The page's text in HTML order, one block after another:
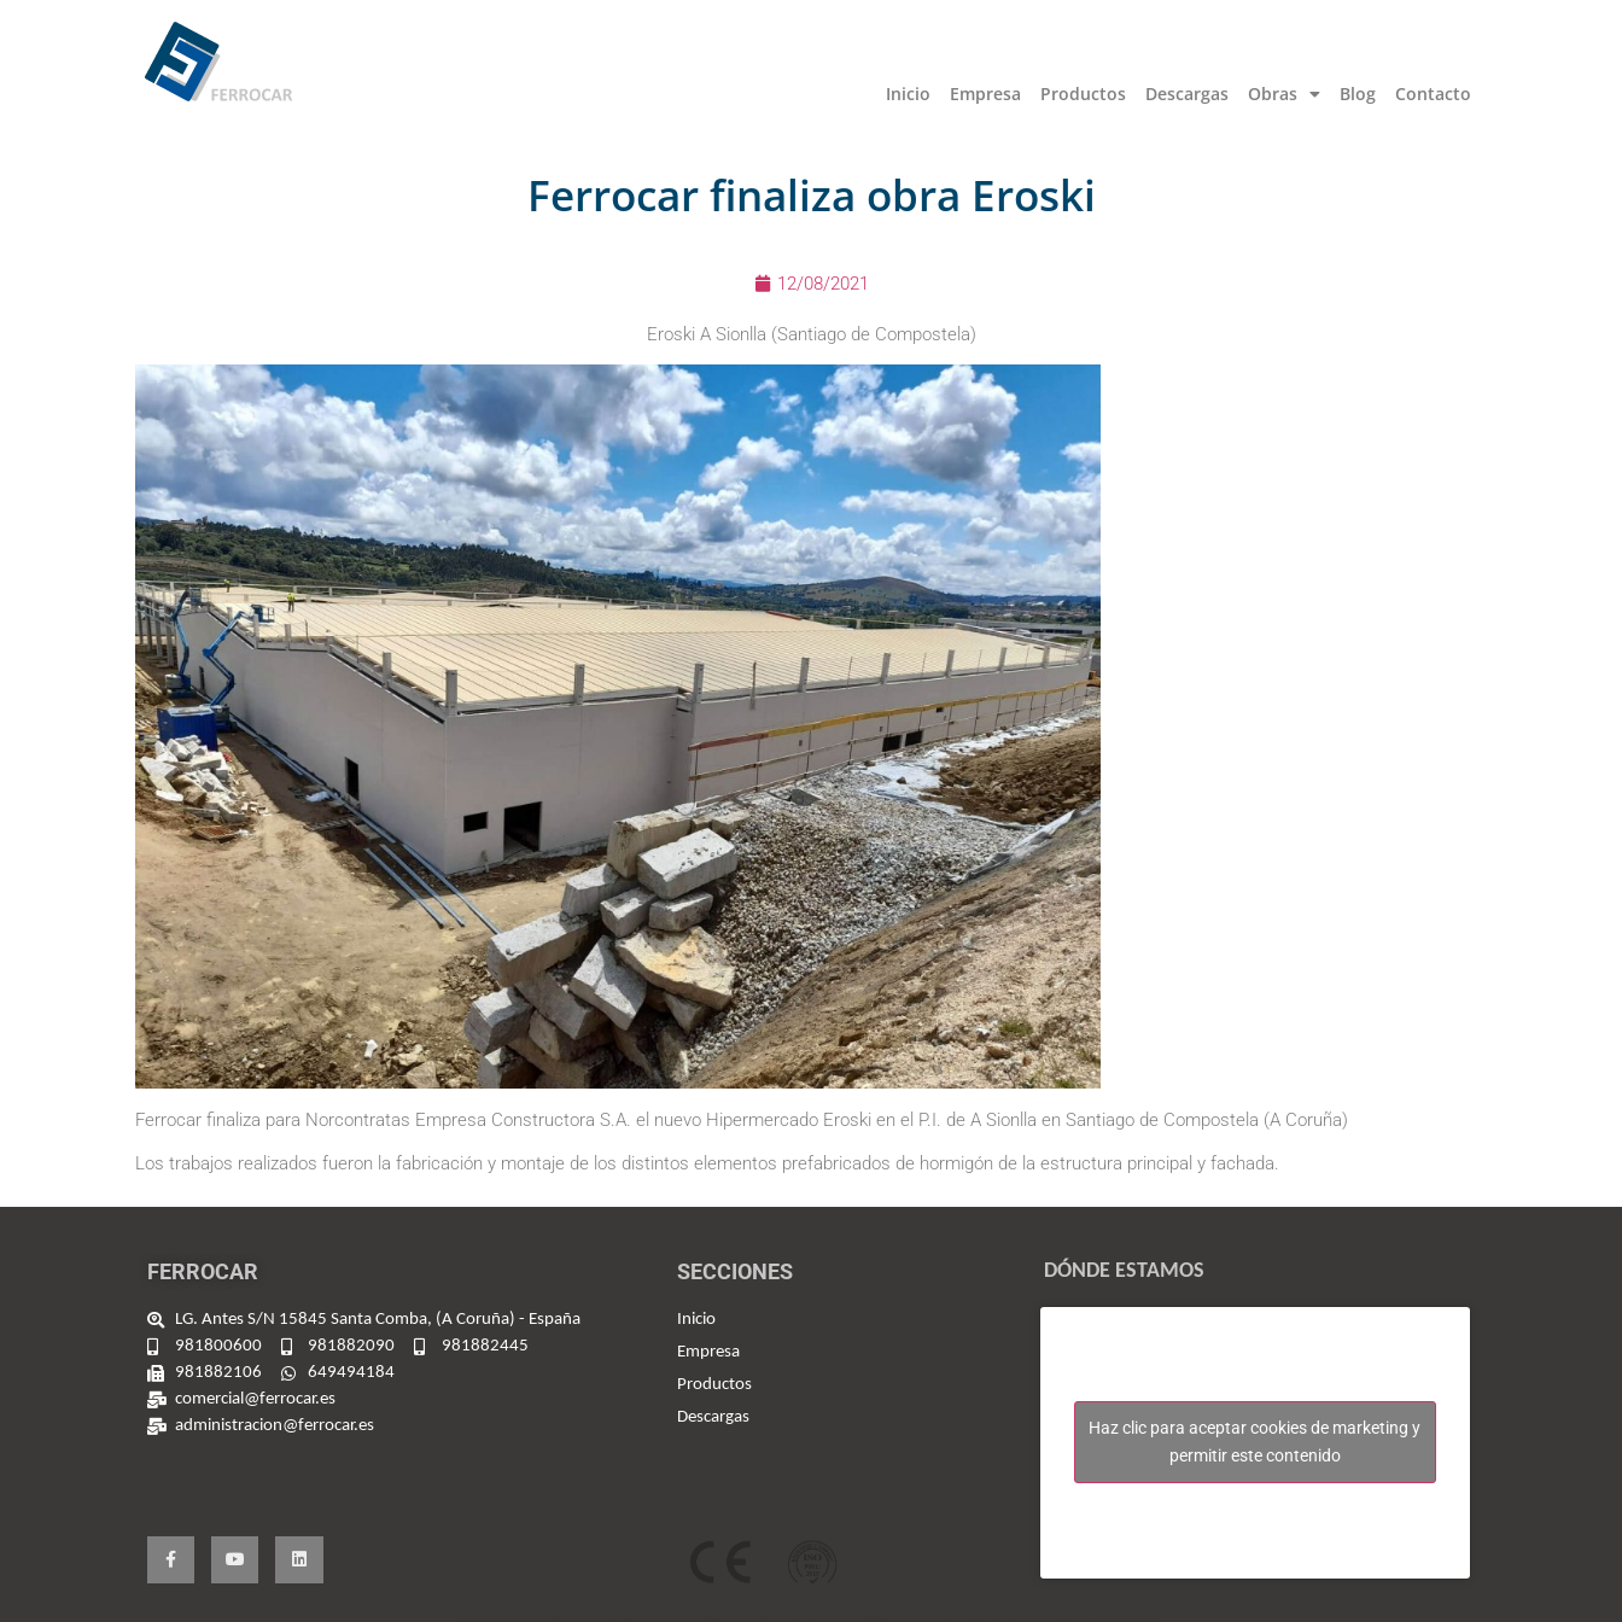
Inicio Empresa Productos Descargas Obras Blog Contacto
Ferrocar finaliza obra Eroski
12/08/2021
Eroski A Sionlla (Santiago de Compostela)
Ferrocar finaliza para Norcontratas Empresa Constructora S.A. el nuevo Hipermercado Eroski en el P.I. de A Sionlla en Santiago de Compostela (A Coruña)
Los trabajos realizados fueron la fabricación y montaje de los distintos elementos prefabricados de hormigón de la estructura principal y fachada.
FERROCAR
LG. Antes S/N 15845 Santa Comba, (A Coruña) - España
981800600
981882090
981882445
981882106
649494184
comercial@ferrocar.es
administracion@ferrocar.es
SECCIONES
Inicio
Empresa
Productos
Descargas
DÓNDE ESTAMOS
Haz clic para aceptar cookies de marketing y
permitir este contenido